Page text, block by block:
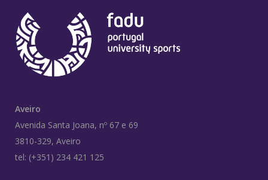
Aveiro
Avenida Santa Joana, nº 67 e 69
3810-329, Aveiro
tel: (+351) 234 421 125